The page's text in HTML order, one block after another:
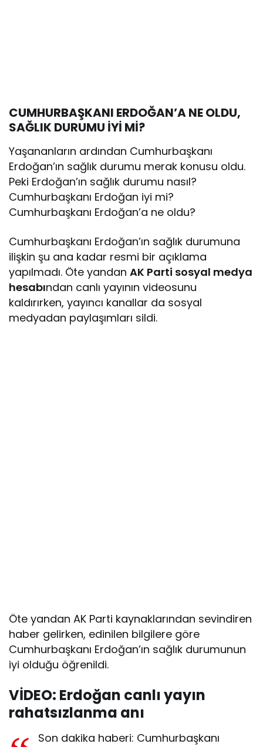
CUMHURBAŞKANI ERDOĞAN’A NE OLDU,
SAĞLIK DURUMU İYİ Mİ?
Yaşananların ardından Cumhurbaşkanı
Erdoğan’ın sağlık durumu merak konusu oldu.
Peki Erdoğan’ın sağlık durumu nasıl?
Cumhurbaşkanı Erdoğan iyi mi?
Cumhurbaşkanı Erdoğan’a ne oldu?
Cumhurbaşkanı Erdoğan’ın sağlık durumuna
ilişkin şu ana kadar resmi bir açıklama
yapılmadı. Öte yandanAK Parti sosyal medya
hesabından canlı yayının videosunu
kaldırırken, yayıncı kanallar da sosyal
medyadan paylaşımları sildi.
Öte yandan AK Parti kaynaklarından sevindiren
haber gelirken, edinilen bilgilere göre
Cumhurbaşkanı Erdoğan’ın sağlık durumunun
iyi olduğu öğrenildi.
VİDEO: Erdoğan canlı yayın
rahatsızlanma anı
Son dakika haberi: Cumhurbaşkanı